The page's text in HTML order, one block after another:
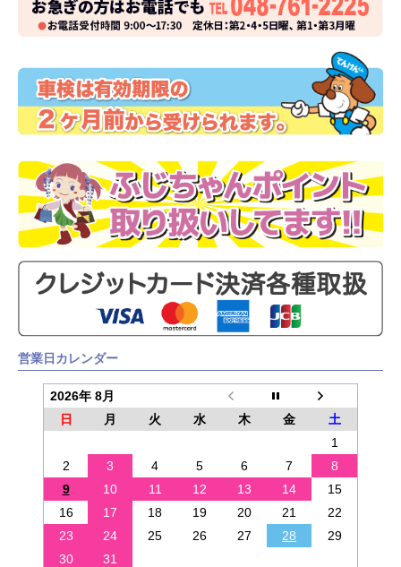
営業日カレンダー
2026年 8月
日
月 火 水 木 金
土
1
2
3 4 5 6 7
8
9
10 11 12 13 14
15
16
17 18 19 20 21
22
23
24 25 26 27 28
29
30
31